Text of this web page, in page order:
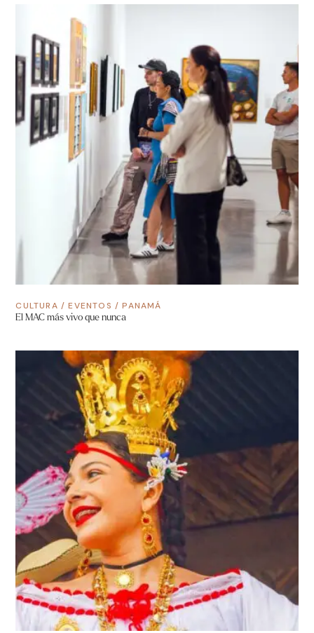
CULTURA /EVENTOS /PANAMÁ
El MAC más vivo que nunca